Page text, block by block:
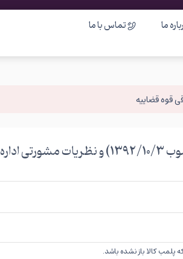
ما تماس با ما
قانون مبارزه با قاچاق کالا و ارز (مصوب 1392/10/3) و نظریات مشورتی اداره
پلمب کالا باز نشده باشد.